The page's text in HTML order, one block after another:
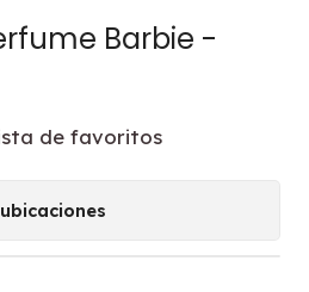
Barbie -
de favoritos